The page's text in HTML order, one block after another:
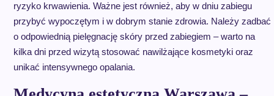
ryzyko krwawienia. Ważne jest również, aby w dniu zabiegu
przybyć wypoczętym i w dobrym stanie zdrowia. Należy zadbać
o odpowiednią pielęgnację skóry przed zabiegiem – warto na
kilka dni przed wizytą stosować nawilżające kosmetyki oraz
unikać intensywnego opalania.